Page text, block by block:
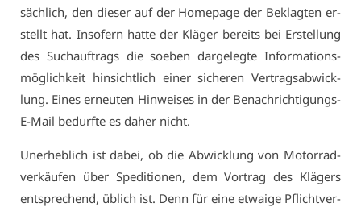
säch­lich, den die­ser auf der Home­page der Be­klag­ten er­
stellt hat. In­so­fern hat­te der Klä­ger be­reits bei Er­stel­lung
des Such­auf­trags die so­eben dar­ge­leg­te In­for­ma­ti­ons­
mög­lich­keit hin­sicht­lich ei­ner si­che­ren Ver­trags­ab­wick­
lung. Ei­nes er­neu­ten Hin­wei­ses in der Be­nach­rich­ti­gungs-
E-Mail be­durf­te es da­her nicht.
Un­er­heb­lich ist da­bei, ob die Ab­wick­lung von Mo­tor­rad­
ver­käu­fen über Spe­di­tio­nen, dem Vor­trag des Klä­gers
ent­spre­chend, üb­lich ist. Denn für ei­ne et­wai­ge Pflicht­ver­